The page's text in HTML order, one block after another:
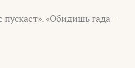
пускает». «Обидишь гада —